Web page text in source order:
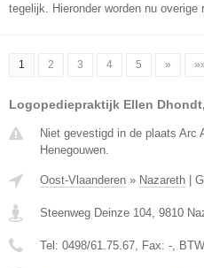
tegelijk. Hieronder worden nu overige
1 2 3 4 5 »
Logopediepraktijk Ellen
Niet gevestigd in de plaats Arc
Henegouwen.
Oost-Vlaanderen » Nazareth
Steenweg Deinze 104, 9810
Tel: 0498/61.75.67, Fax: -,